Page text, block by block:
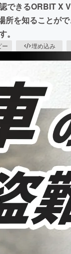
できるORBIT X
を知ることが
。
ー 埋め込み